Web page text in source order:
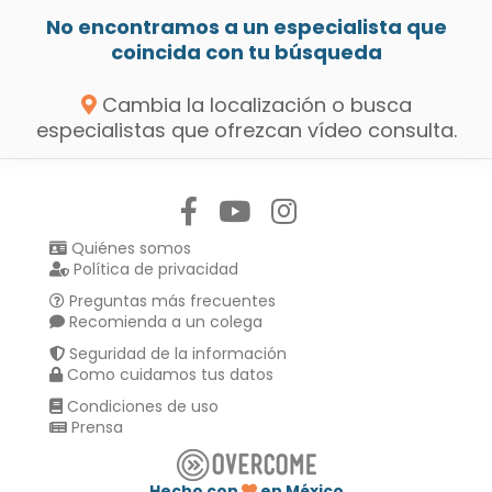
No encontramos a un especialista que
coincida con tu búsqueda
Cambia la localización o busca
especialistas que ofrezcan vídeo consulta.
Quiénes somos
Política de privacidad
Preguntas más frecuentes
Recomienda a un colega
Seguridad de la información
Como cuidamos tus datos
Condiciones de uso
Prensa